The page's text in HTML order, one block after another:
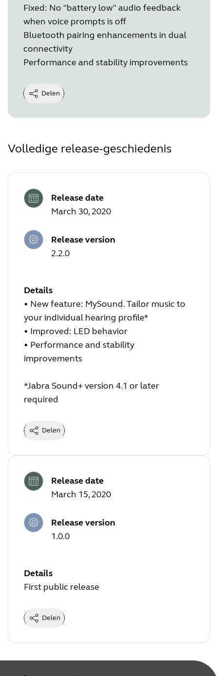
Fixed: No "battery low" audio feedback
when voice prompts is off
Bluetooth pairing enhancements in dual
connectivity
Performance and stability improvements
Delen
Volledige release-geschiedenis
Release date
March 30, 2020
Release version
2.2.0
Details
• New feature: MySound. Tailor music to
your individual hearing profile*
• Improved: LED behavior
• Performance and stability
improvements
*Jabra Sound+ version 4.1 or later
required
Delen
Release date
March 15, 2020
Release version
1.0.0
Details
First public release
Delen